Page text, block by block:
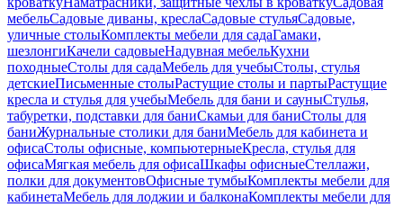
мебельСадовые диваны, креслаСадовые стульяСадовые,
уличные столыКомплекты мебели для садаГамаки,
шезлонгиКачели садовыеНадувная мебельКухни
походныеСтолы для садаМебель для учебыСтолы, стулья
детскиеПисьменные столыРастущие столы и партыРастущие
кресла и стулья для учебыМебель для бани и сауныСтулья,
табуретки, подставки для баниСкамьи для баниСтолы для
баниЖурнальные столики для баниМебель для кабинета и
офисаСтолы офисные, компьютерныеКресла, стулья для
офисаМягкая мебель для офисаШкафы офисныеСтеллажи,
полки для документовОфисные тумбыКомплекты мебели для
кабинетаМебель для лоджии и балконаКомплекты мебели для